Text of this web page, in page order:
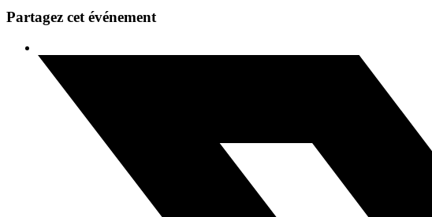
Partagez cet événement